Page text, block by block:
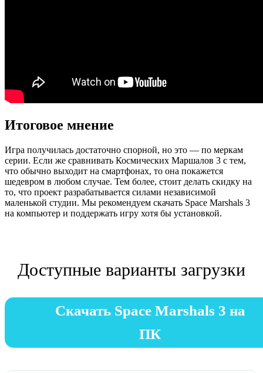
Итоговое мнение
Игра получилась достаточно спорной, но это — по меркам
серии. Если же сравнивать Космических Маршалов 3 с тем,
что обычно выходит на смартфонах, то она покажется
шедевром в любом случае. Тем более, стоит делать скидку на
то, что проект разрабатывается силами независимой
маленькой студии. Мы рекомендуем скачать Space Marshals 3
на компьютер и поддержать игру хотя бы установкой.
Доступные варианты загрузки
Скачать Space Marshals 3 на
ПК